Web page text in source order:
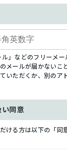
」などのフリーメ
メールが届かないこ
いただくか、別のア
同意
ける方は以下の「同